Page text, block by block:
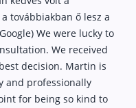
továbbiakban ő lesz a
We were lucky to
We received
decision. Martin is
and professionally
for being so kind to